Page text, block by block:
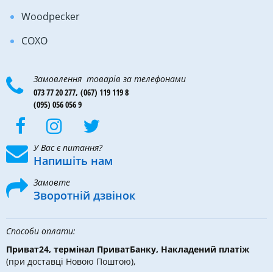
Woodpecker
COXO
Замовлення товарів за телефонами
073 77 20 277, (067) 119 119 8
(095) 056 056 9
У Вас є питання?
Напишіть нам
Замовте
Зворотній дзвінок
Способи оплати:
Приват24, термінал ПриватБанку, Накладений платіж
(при доставці Новою Поштою),